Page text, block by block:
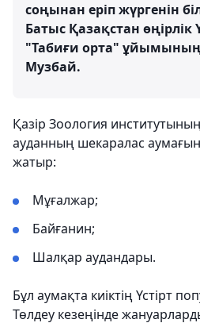
соңынан еріп жүргенін
Батыс Қазақстан
"Табиғи орта"
Музбай.
Қазір Зоология
ауданның шекаралас
жатыр:
Мұғалжар;
Байғанин;
Шалқар аудандары.
Бұл аумақта киіктің Үстірт
Төлдеу кезеңінде